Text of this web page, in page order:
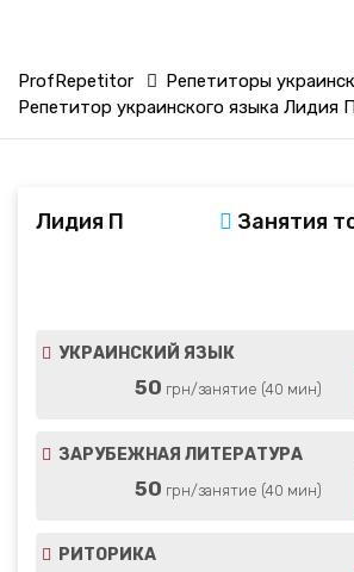
ProfRepetitor
Репетиторы
Репетитор украинского языка Лидия
ProfRepetitor
ProfRepetitor
Репетиторы по
Репетитор по риторике Лидия П
Репетиторы по ораторскому искусству
Репетитор по ораторскому
Лидия П Занятия
УКРАИНСКИЙ ЯЗЫК
50 грн/занятие (40 мин)
ЗАРУБЕЖНАЯ ЛИТЕРАТУРА
50 грн/занятие (40 мин)
РИТОРИКА